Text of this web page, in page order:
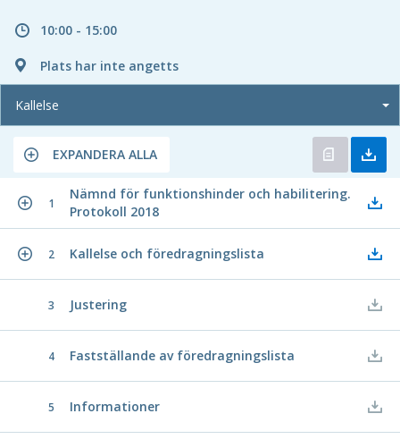
10:00 - 15:00
Plats har inte angetts
Kallelse
EXPANDERA ALLA
1
Nämnd för funktionshinder och habilitering.
Protokoll 2018
2 Kallelse och föredragningslista
3 Justering
4 Fastställande av föredragningslista
5 Informationer